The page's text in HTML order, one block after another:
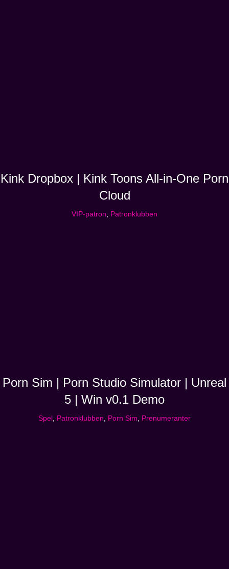
Kink Dropbox | Kink Toons All-in-One Porn
Cloud
VIP-patron, Patronklubben
Porn Sim | Porn Studio Simulator | Unreal
5 | Win v0.1 Demo
Spel , Patronklubben, Porn Sim, Prenumeranter